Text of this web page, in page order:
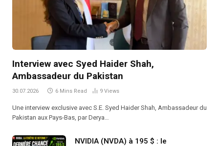
Interview avec Syed Haider Shah,
Ambassadeur du Pakistan
30.07.2026 6 Mins Read 9 Views
Une interview exclusive avec S.E. Syed Haider Shah, Ambassadeur du
Pakistan aux Pays-Bas, par Derya…
NVIDIA (NVDA) à 195 $ : le